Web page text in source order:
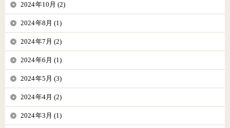
2024年10月 (2)
2024年8月 (1)
2024年7月 (2)
2024年6月 (1)
2024年5月 (3)
2024年4月 (2)
2024年3月 (1)